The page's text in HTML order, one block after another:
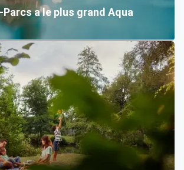
Parcs a le plus grand Aqua